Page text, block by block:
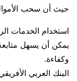
حيث أن سحب
استخدام الخدمات
يمكن أن يسهل
وكفاءة.
البنك العربي